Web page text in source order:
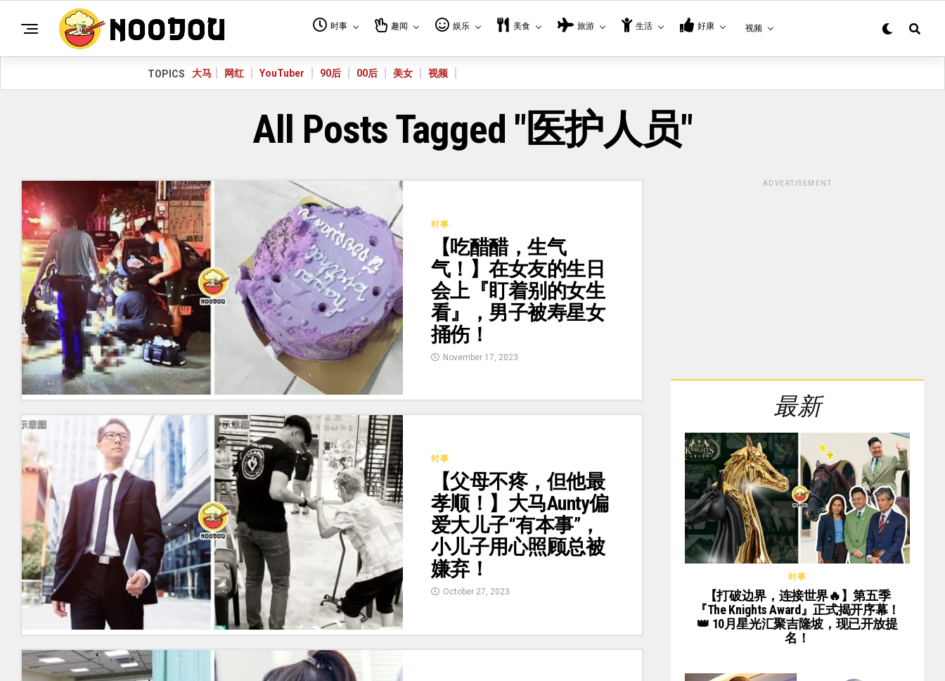
时事 趣闻 娱乐 美食 旅游 生活 好康 视频
TOPICS 大马 网红 YouTuber 90后 00后 美女 视频
All Posts Tagged "医护人员"
时事
【吃醋醋，生气
气！】在女友的生日
会上『盯着别的女生
看』，男子被寿星女
捅伤！
November 17, 2023
时事
【父母不疼，但他最
孝顺！】大马Aunty偏
爱大儿子“有本事”，
小儿子用心照顾总被
嫌弃！
October 27, 2023
ADVERTISEMENT
最新
时事
【打破边界，连接世界🔥】第五季
『The Knights Award』正式揭开序幕！
👑 10月星光汇聚吉隆坡，现已开放提
名！